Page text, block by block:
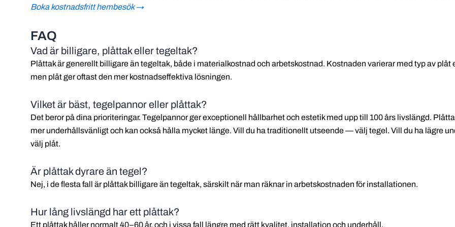
Boka kostnadsfritt hembesök →
FAQ
Vad är billigare, plåttak eller tegeltak?
Plåttak är generellt billigare än tegeltak, både i materialkostnad och arbetskostnad. Kostnaden varierar med typ av plåt
men plåt ger oftast den mer kostnadseffektiva lösningen.
Vilket är bäst, tegelpannor eller plåttak?
Det beror på dina prioriteringar. Tegelpannor ger exceptionell hållbarhet och estetik med upp till 100 års livslängd.
mer underhållsvänligt och kan också hålla mycket länge. Vill du ha traditionellt utseende — välj tegel. Vill du ha lägre
välj plåt.
Är plåttak dyrare än tegel?
Nej, i de flesta fall är plåttak billigare än tegeltak, särskilt när man räknar in arbetskostnaden för installationen.
Hur lång livslängd har ett plåttak?
Ett plåttak håller normalt 40–60 år, och i vissa fall längre med rätt kvalitet, installation och underhåll.